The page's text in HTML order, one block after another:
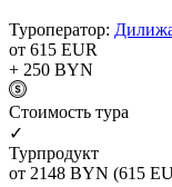
Туроператор:
от 615 EUR
+ 250 BYN
Cтоимость тура
✓
Турпродукт
от 2148 BYN (615